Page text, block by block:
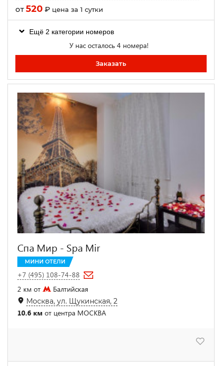
от520 ₽ цена за 1 сутки
Ещё 2 категории номеров
У нас осталось 4 номера!
Заказать
Спа Мир - Spa Mir
МИНИ ОТЕЛИ
+7 (495) 108-74-88
2 км от
Балтийская
Москва, ул. Щукинская, 2
10.6 км от центра МОСКВА